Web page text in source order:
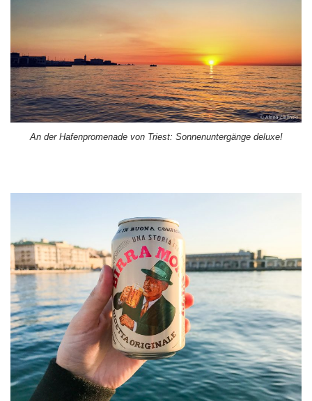
An der Hafenpromenade von Triest: Sonnenuntergänge deluxe!